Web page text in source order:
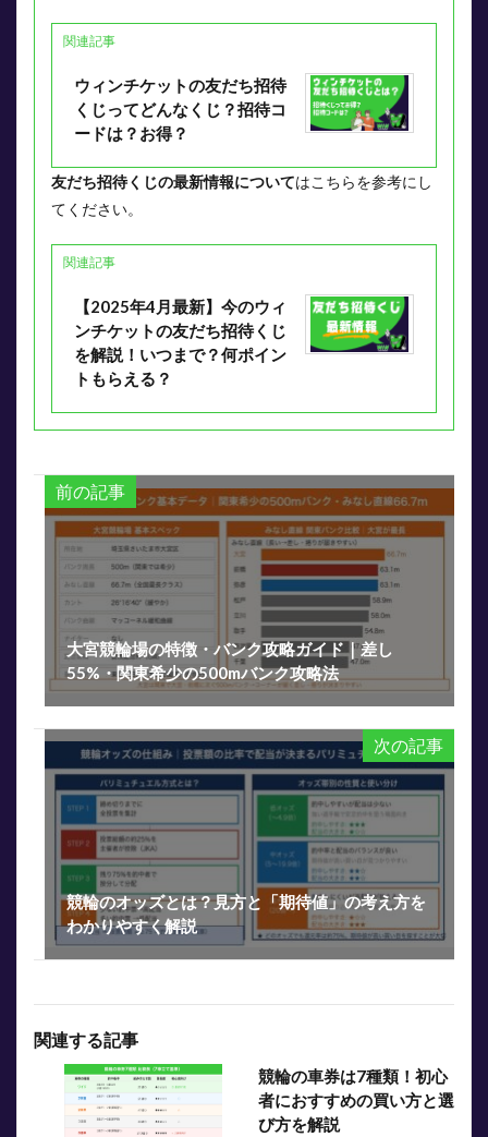
関連記事
ウィンチケットの友だち招待
くじってどんなくじ？招待コ
ードは？お得？
友だち招待くじの最新情報についてはこちらを参考にし
てください。
関連記事
【2025年4月最新】今のウィ
ンチケットの友だち招待くじ
を解説！いつまで？何ポイン
トもらえる？
前の記事
大宮競輪場の特徴・バンク攻略ガイド｜差し
55%・関東希少の500mバンク攻略法
次の記事
競輪のオッズとは？見方と「期待値」の考え方を
わかりやすく解説
関連する記事
競輪の車券は7種類！初心
者におすすめの買い方と選
び方を解説